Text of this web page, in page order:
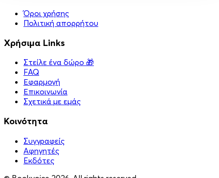
Όροι χρήσης
Πολιτική απορρήτου
Χρήσιμα Links
Στείλε ένα δώρο 🎁
FAQ
Εφαρμογή
Επικοινωνία
Σχετικά με εμάς
Κοινότητα
Συγγραφείς
Αφηγητές
Eκδότες